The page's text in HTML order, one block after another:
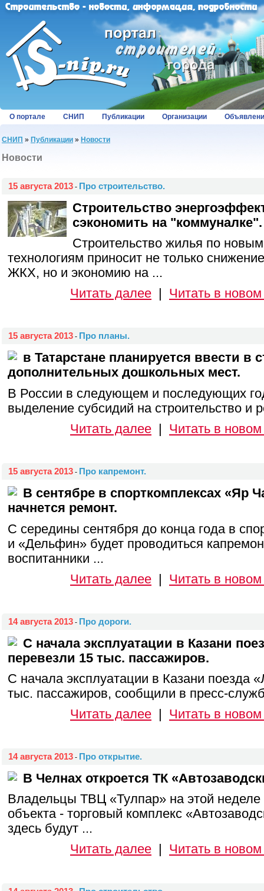
О портале СНИП Публикации Организации
СНИП » Публикации » Новости
Новости
15 августа 2013 - Про строительство.
Строительство
сэкономить на "коммуналке".
Строительство жилья по
технологиям приносит не только
ЖКХ, но и экономию на ...
Читать далее
Читать в новом
15 августа 2013 - Про планы.
в Татарстане планируется ввести в
дополнительных дошкольных мест.
В России в следующем и последующих
выделение субсидий на строительство и
Читать далее
Читать в новом
15 августа 2013 - Про капремонт.
В сентябре в спорткомплексах «Яр
начнется ремонт.
С середины сентября до конца года в
и «Дельфин» будет проводиться
воспитанники ...
Читать далее
Читать в новом
14 августа 2013 - Про дороги.
С начала эксплуатации в Казани
перевезли 15 тыс. пассажиров.
С начала эксплуатации в Казани поезда
тыс. пассажиров, сообщили в пресс-
Читать далее
Читать в новом
14 августа 2013 - Про открытие.
В Челнах откроется ТК
Владельцы ТВЦ «Тулпар» на этой неделе
объекта - торговый комплекс
здесь будут ...
Читать далее
Читать в новом